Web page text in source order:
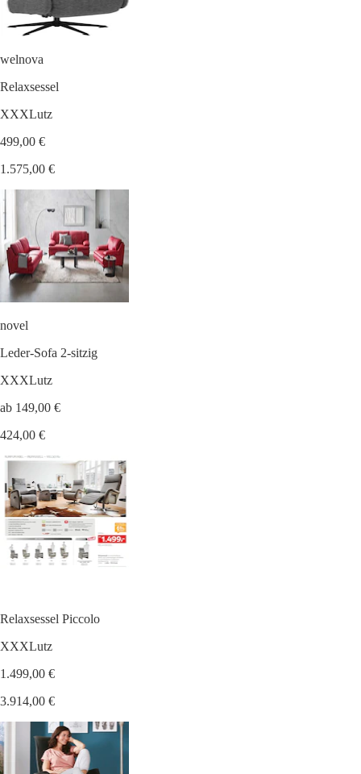
welnova
Relaxsessel
XXXLutz
499,00 €
1.575,00 €
novel
Leder-Sofa 2-sitzig
XXXLutz
ab 149,00 €
424,00 €
Relaxsessel Piccolo
XXXLutz
1.499,00 €
3.914,00 €